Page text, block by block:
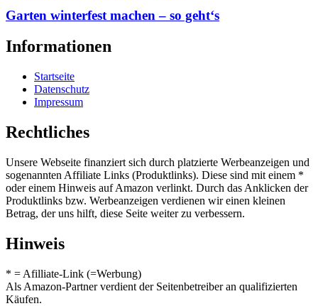
Garten winterfest machen – so geht‘s
Informationen
Startseite
Datenschutz
Impressum
Rechtliches
Unsere Webseite finanziert sich durch platzierte Werbeanzeigen und
sogenannten Affiliate Links (Produktlinks). Diese sind mit einem *
oder einem Hinweis auf Amazon verlinkt. Durch das Anklicken der
Produktlinks bzw. Werbeanzeigen verdienen wir einen kleinen
Betrag, der uns hilft, diese Seite weiter zu verbessern.
Hinweis
* = Afilliate-Link (=Werbung)
Als Amazon-Partner verdient der Seitenbetreiber an qualifizierten
Käufen.